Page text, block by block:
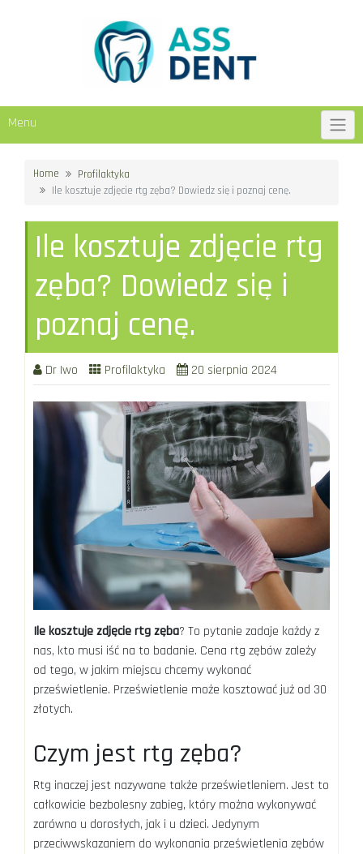
Menu
Home
Profilaktyka
Ile kosztuje zdjęcie rtg zęba? Dowiedz się i poznaj cenę.
Ile kosztuje zdjęcie rtg
zęba? Dowiedz się i
poznaj cenę.
Dr Iwo Profilaktyka 20 sierpnia 2024
Ile kosztuje zdjęcie rtg zęba? To pytanie zadaje każdy z
nas, kto musi iść na to badanie. Cena rtg zębów zależy
od tego, w jakim miejscu chcemy wykonać
prześwietlenie. Prześwietlenie może kosztować już od 30
złotych.
Czym jest rtg zęba?
Rtg inaczej jest nazywane także prześwietleniem. Jest to
całkowicie bezbolesny zabieg, który można wykonywać
zarówno u dorosłych, jak i u dzieci. Jedynym
przeciwwskazaniem do wykonania prześwietlenia zębów